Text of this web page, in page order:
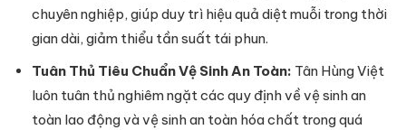
chuyên nghiệp, giúp duy trì hiệu quả diệt muỗi trong thời
gian dài, giảm thiểu tần suất tái phun.
Tuân Thủ Tiêu Chuẩn Vệ Sinh An Toàn: Tân Hùng Việt
luôn tuân thủ nghiêm ngặt các quy định về vệ sinh an
toàn lao động và vệ sinh an toàn hóa chất trong quá